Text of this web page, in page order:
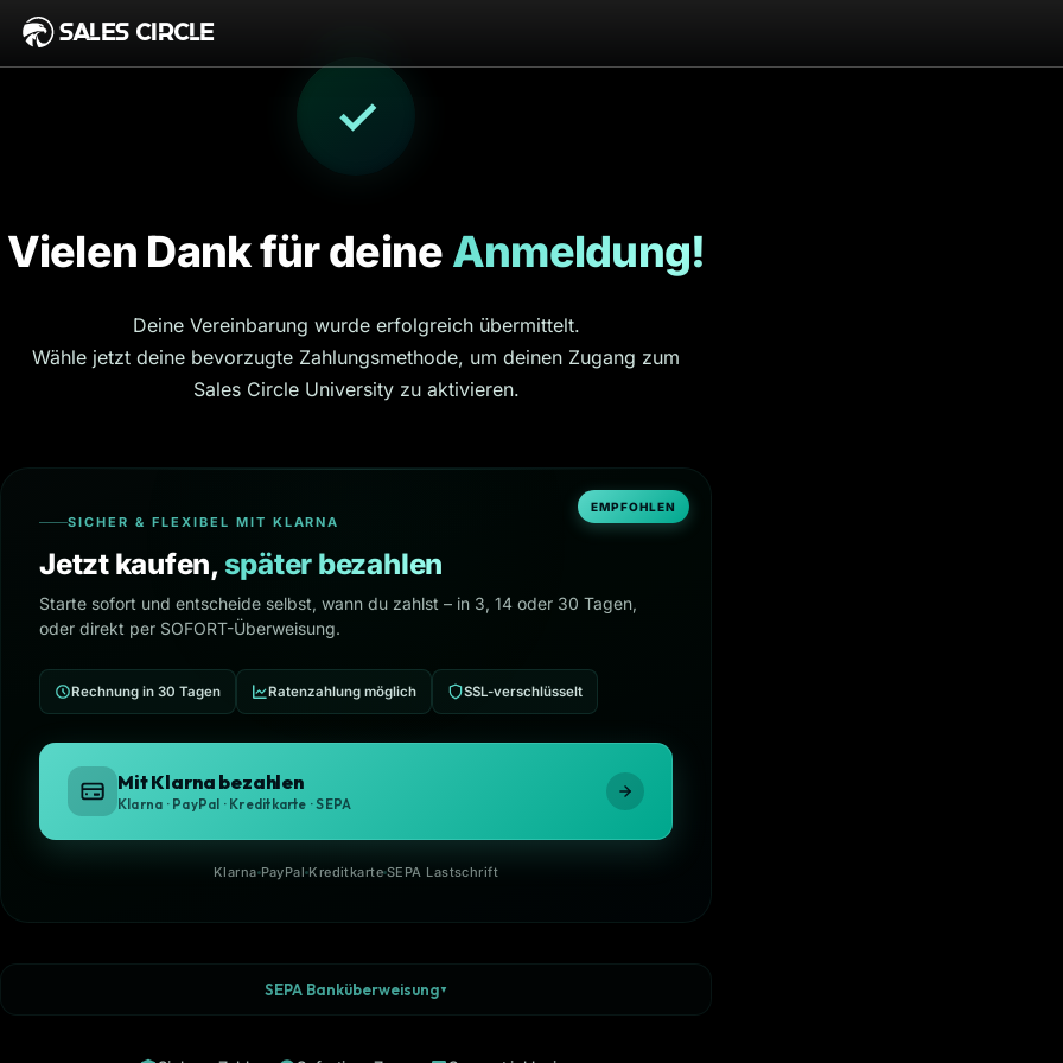
SALES CIRCLE
✓
Vielen Dank für deine Anmeldung!
Deine Vereinbarung wurde erfolgreich übermittelt.
Wähle jetzt deine bevorzugte Zahlungsmethode, um deinen Zugang zum
Sales Circle University zu aktivieren.
EMPFOHLEN
SICHER & FLEXIBEL MIT KLARNA
Jetzt kaufen, später bezahlen
Starte sofort und entscheide selbst, wann du zahlst – in 3, 14 oder 30 Tagen,
oder direkt per SOFORT-Überweisung.
Rechnung in 30 Tagen Ratenzahlung möglich SSL-verschlüsselt
Mit Klarna bezahlen
Klarna · PayPal · Kreditkarte · SEPA
Klarna PayPal Kreditkarte SEPA Lastschrift
SEPA Banküberweisung▼